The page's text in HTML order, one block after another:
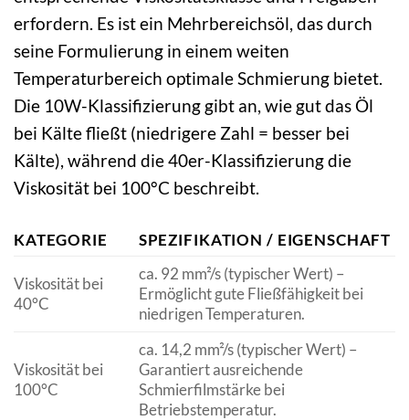
erfordern. Es ist ein Mehrbereichsöl, das durch
seine Formulierung in einem weiten
Temperaturbereich optimale Schmierung bietet.
Die 10W-Klassifizierung gibt an, wie gut das Öl
bei Kälte fließt (niedrigere Zahl = besser bei
Kälte), während die 40er-Klassifizierung die
Viskosität bei 100°C beschreibt.
KATEGORIE SPEZIFIKATION / EIGENSCHAFT
Viskosität bei
40°C
ca. 92 mm²/s (typischer Wert) –
Ermöglicht gute Fließfähigkeit bei
niedrigen Temperaturen.
Viskosität bei
100°C
ca. 14,2 mm²/s (typischer Wert) –
Garantiert ausreichende
Schmierfilmstärke bei
Betriebstemperatur.